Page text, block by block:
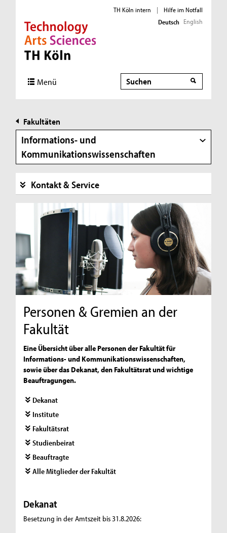
Direkt zur Hauptnavigation
Direkt zur Subnavigation
Direkt zum Inhalt
Direkt zum Fußbereich
TH Köln intern |
Hilfe im Notfall
Deutsch English
Menü Suche
Suche
Fakultäten
Informations- und
Kommunikationswissenschaften
Kontakt & Service
Personen & Gremien an der
Fakultät
Eine Übersicht über alle Personen der Fakultät für
Informations- und Kommunikationswissenschaften,
sowie über das Dekanat, den Fakultätsrat und wichtige
Beauftragungen.
Dekanat
Institute
Fakultätsrat
Studienbeirat
Beauftragte
Alle Mitglieder der Fakultät
Dekanat
Besetzung in der Amtszeit bis 31.8.2026: